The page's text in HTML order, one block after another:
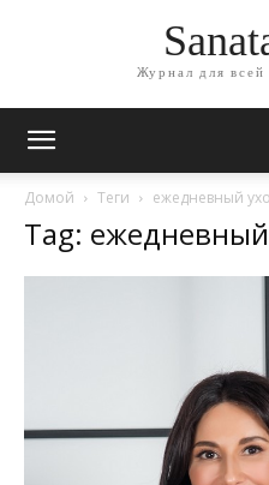
Журнал для
Домой Теги ежедневный
Tag: